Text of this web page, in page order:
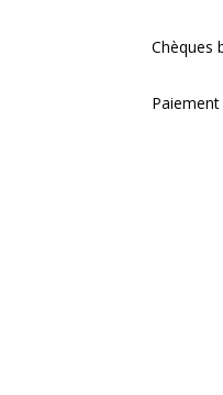
Chèques